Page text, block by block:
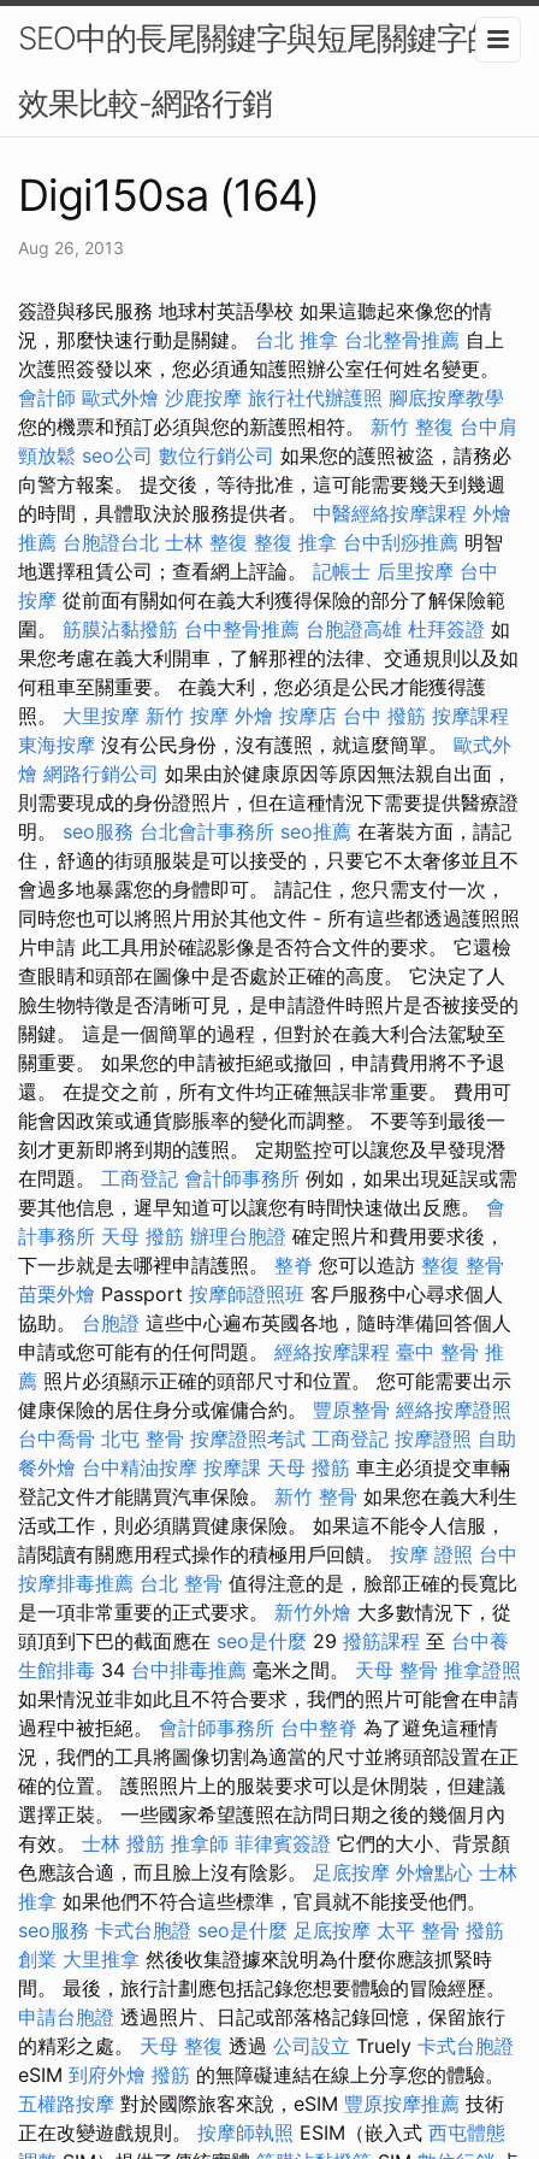
SEO中的長尾關鍵字與短尾關鍵字的
效果比較-網路行銷
Digi150sa (164)
Aug 26, 2013
簽證與移民服務 地球村英語學校 如果這聽起來像您的情
況，那麼快速行動是關鍵。 台北 推拿 台北整骨推薦 自上
次護照簽發以來，您必須通知護照辦公室任何姓名變更。
會計師 歐式外燴 沙鹿按摩 旅行社代辦護照 腳底按摩教學
您的機票和預訂必須與您的新護照相符。 新竹 整復 台中肩
頸放鬆 seo公司 數位行銷公司 如果您的護照被盜，請務必
向警方報案。 提交後，等待批准，這可能需要幾天到幾週
的時間，具體取決於服務提供者。 中醫經絡按摩課程 外燴
推薦 台胞證台北 士林 整復 整復 推拿 台中刮痧推薦 明智
地選擇租賃公司；查看網上評論。 記帳士 后里按摩 台中
按摩 從前面有關如何在義大利獲得保險的部分了解保險範
圍。 筋膜沾黏撥筋 台中整骨推薦 台胞證高雄 杜拜簽證 如
果您考慮在義大利開車，了解那裡的法律、交通規則以及如
何租車至關重要。 在義大利，您必須是公民才能獲得護
照。 大里按摩 新竹 按摩 外燴 按摩店 台中 撥筋 按摩課程
東海按摩 沒有公民身份，沒有護照，就這麼簡單。 歐式外
燴 網路行銷公司 如果由於健康原因等原因無法親自出面，
則需要現成的身份證照片，但在這種情況下需要提供醫療證
明。 seo服務 台北會計事務所 seo推薦 在著裝方面，請記
住，舒適的街頭服裝是可以接受的，只要它不太奢侈並且不
會過多地暴露您的身體即可。 請記住，您只需支付一次，
同時您也可以將照片用於其他文件 - 所有這些都透過護照照
片申請 此工具用於確認影像是否符合文件的要求。 它還檢
查眼睛和頭部在圖像中是否處於正確的高度。 它決定了人
臉生物特徵是否清晰可見，是申請證件時照片是否被接受的
關鍵。 這是一個簡單的過程，但對於在義大利合法駕駛至
關重要。 如果您的申請被拒絕或撤回，申請費用將不予退
還。 在提交之前，所有文件均正確無誤非常重要。 費用可
能會因政策或通貨膨脹率的變化而調整。 不要等到最後一
刻才更新即將到期的護照。 定期監控可以讓您及早發現潛
在問題。 工商登記 會計師事務所 例如，如果出現延誤或需
要其他信息，遲早知道可以讓您有時間快速做出反應。 會
計事務所 天母 撥筋 辦理台胞證 確定照片和費用要求後，
下一步就是去哪裡申請護照。 整脊 您可以造訪 整復 整骨
苗栗外燴 Passport 按摩師證照班 客戶服務中心尋求個人
協助。 台胞證 這些中心遍布英國各地，隨時準備回答個人
申請或您可能有的任何問題。 經絡按摩課程 臺中 整骨 推
薦 照片必須顯示正確的頭部尺寸和位置。 您可能需要出示
健康保險的居住身分或僱傭合約。 豐原整骨 經絡按摩證照
台中喬骨 北屯 整骨 按摩證照考試 工商登記 按摩證照 自助
餐外燴 台中精油按摩 按摩課 天母 撥筋 車主必須提交車輛
登記文件才能購買汽車保險。 新竹 整骨 如果您在義大利生
活或工作，則必須購買健康保險。 如果這不能令人信服，
請閱讀有關應用程式操作的積極用戶回饋。 按摩 證照 台中
按摩排毒推薦 台北 整骨 值得注意的是，臉部正確的長寬比
是一項非常重要的正式要求。 新竹外燴 大多數情況下，從
頭頂到下巴的截面應在 seo是什麼 29 撥筋課程 至 台中養
生館排毒 34 台中排毒推薦 毫米之間。 天母 整骨 推拿證照
如果情況並非如此且不符合要求，我們的照片可能會在申請
過程中被拒絕。 會計師事務所 台中整脊 為了避免這種情
況，我們的工具將圖像切割為適當的尺寸並將頭部設置在正
確的位置。 護照照片上的服裝要求可以是休閒裝，但建議
選擇正裝。 一些國家希望護照在訪問日期之後的幾個月內
有效。 士林 撥筋 推拿師 菲律賓簽證 它們的大小、背景顏
色應該合適，而且臉上沒有陰影。 足底按摩 外燴點心 士林
推拿 如果他們不符合這些標準，官員就不能接受他們。
seo服務 卡式台胞證 seo是什麼 足底按摩 太平 整骨 撥筋
創業 大里推拿 然後收集證據來說明為什麼你應該抓緊時
間。 最後，旅行計劃應包括記錄您想要體驗的冒險經歷。
申請台胞證 透過照片、日記或部落格記錄回憶，保留旅行
的精彩之處。 天母 整復 透過 公司設立 Truely 卡式台胞證
eSIM 到府外燴 撥筋 的無障礙連結在線上分享您的體驗。
五權路按摩 對於國際旅客來說，eSIM 豐原按摩推薦 技術
正在改變遊戲規則。 按摩師執照 ESIM（嵌入式 西屯體態